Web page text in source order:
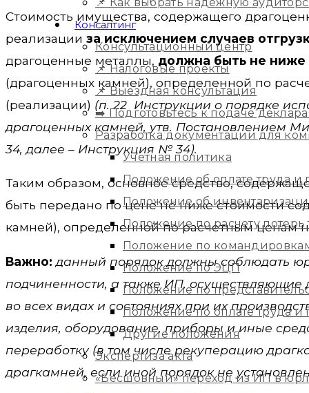
Консалтинг
Консультационный центр
📌 Налоговые проекты
📌 Выездная консультация
➡️ Подготовьтесь к подаче
Разработка документации для
Учетная политика
Положение об оплате труда
Положение об
Положение по расчету
Положение по
Положение по ЭЦП
Положение по
Положение по оплате труда
Другие положения
Экспертиза акта
«Бесшовный» переход из ИП в
Стоимость имущества, содержащего
реализации за исключением случаев
драгоценные металлы, должна быть не ниже
(драгоценных камней), определенной по
(реализации) (п. 22 Инструкции о порядке
драгоценных камней, утв. Постановлением
34, далее – Инструкция № 34).
Таким образом, основное средство,
быть передано по цене не ниже стоимости
камней), определенной по расчетным ценам
Важно: данный порядок должны соблюдать
подчиненности, а также ИП, осуществляющие
во всех видах и состояниях при их
изделия, оборудование, приборы и иные
переработку (в том числе рекуперацию
драгкамней, если иной порядок не